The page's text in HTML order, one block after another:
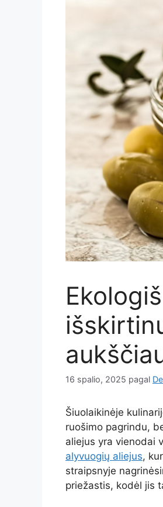
16 spalio, 2025 pagal
Šiuolaikinėje
ruošimo pagrindu,
aliejus yra vienodai
alyvuogių aliejus,
straipsnyje
priežastis, kodėl jis